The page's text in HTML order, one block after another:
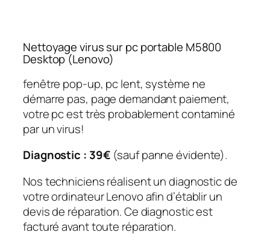
Nettoyage virus sur pc portable M5800
Desktop (Lenovo)
fenêtre pop-up, pc lent, système ne
démarre pas, page demandant paiement,
votre pc est très probablement contaminé
par un virus!
Diagnostic : 39€ (sauf panne évidente).
Nos techniciens réalisent un diagnostic de
votre ordinateur Lenovo afin d’établir un
devis de réparation. Ce diagnostic est
facturé avant toute réparation.